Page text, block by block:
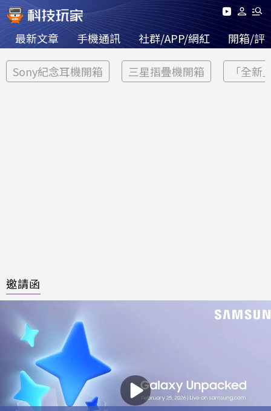
最新文章 手機通訊 社群/APP/網紅 開箱/評
Sony紀念耳機開箱 三星摺疊機開箱 「全新
邀請函